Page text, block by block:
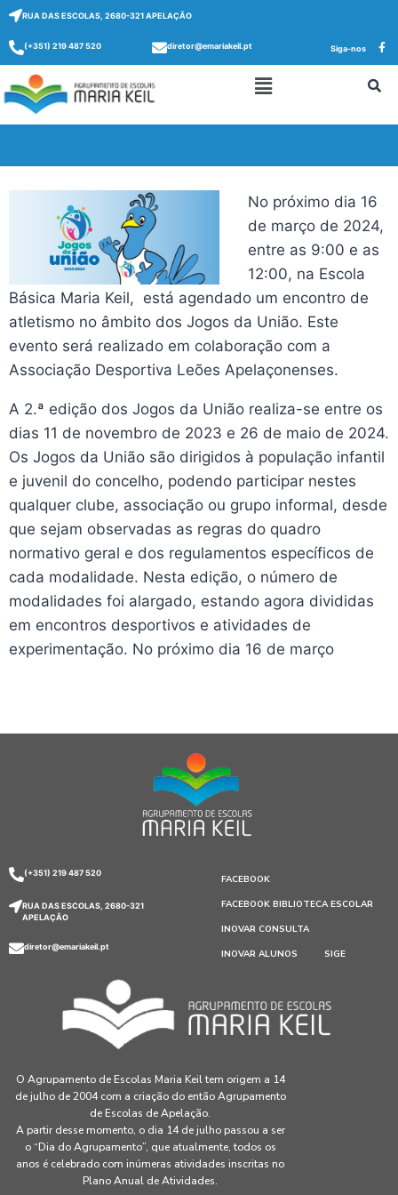
RUA DAS ESCOLAS, 2680-321 APELAÇÃO
(+351) 219 487 520 diretor@emariakeil.pt Siga-nos
No próximo dia 16
de março de 2024,
entre as 9:00 e as
12:00, na Escola
Básica Maria Keil, está agendado um encontro de
atletismo no âmbito dos Jogos da União. Este
evento será realizado em colaboração com a
Associação Desportiva Leões Apelaçonenses.
A 2.ª edição dos Jogos da União realiza-se entre os
dias 11 de novembro de 2023 e 26 de maio de 2024.
Os Jogos da União são dirigidos à população infantil
e juvenil do concelho, podendo participar nestes
qualquer clube, associação ou grupo informal, desde
que sejam observadas as regras do quadro
normativo geral e dos regulamentos específicos de
cada modalidade. Nesta edição, o número de
modalidades foi alargado, estando agora divididas
em encontros desportivos e atividades de
experimentação. No próximo dia 16 de março
(+351) 219 487 520
RUA DAS ESCOLAS, 2680-321
APELAÇÃO
diretor@emariakeil.pt
FACEBOOK
FACEBOOK BIBLIOTECA ESCOLAR
INOVAR CONSULTA
INOVAR ALUNOS
SIGE
O Agrupamento de Escolas Maria Keil tem origem a 14
de julho de 2004 com a criação do então Agrupamento
de Escolas de Apelação.
A partir desse momento, o dia 14 de julho passou a ser
o “Dia do Agrupamento”, que atualmente, todos os
anos é celebrado com inúmeras atividades inscritas no
Plano Anual de Atividades.